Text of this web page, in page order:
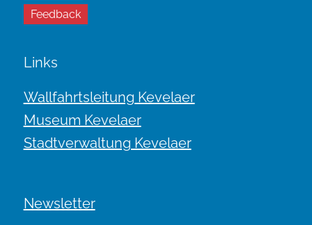
Feedback
Links
Wallfahrtsleitung Kevelaer
Museum Kevelaer
Stadtverwaltung Kevelaer
Newsletter